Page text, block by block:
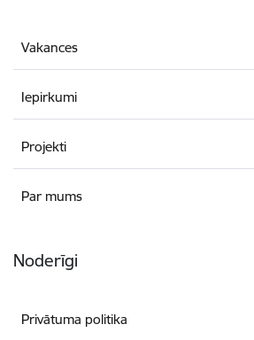
Vakances
Iepirkumi
Projekti
Par mums
Noderīgi
Privātuma politika